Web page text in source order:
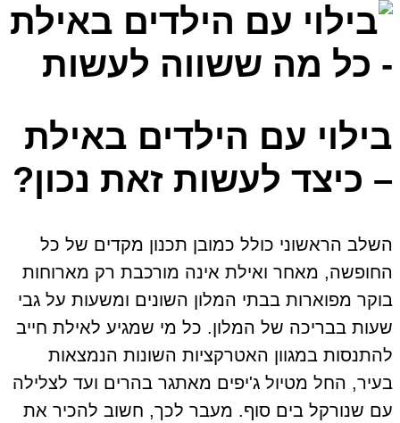
בילוי עם הילדים באילת
– כיצד לעשות זאת נכון?
השלב הראשוני כולל כמובן תכנון מקדים של כל
החופשה, מאחר ואילת אינה מורכבת רק מארוחות
בוקר מפוארות בבתי המלון השונים ומשעות על גבי
שעות בבריכה של המלון. כל מי שמגיע לאילת חייב
להתנסות במגוון האטרקציות השונות הנמצאות
בעיר, החל מטיול ג'יפים מאתגר בהרים ועד לצלילה
עם שנורקל בים סוף. מעבר לכך, חשוב להכיר את